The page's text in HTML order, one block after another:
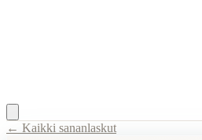
← Kaikki sananlaskut